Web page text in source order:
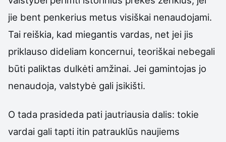
jie bent penkerius metus visiškai nenaudojami.
Tai reiškia, kad miegantis vardas, net jei jis
priklauso dideliam koncernui, teoriškai nebegali
būti paliktas dulkėti amžinai. Jei gamintojas jo
nenaudoja, valstybė gali įsikišti.
O tada prasideda pati jautriausia dalis: tokie
vardai gali tapti itin patrauklūs naujiems